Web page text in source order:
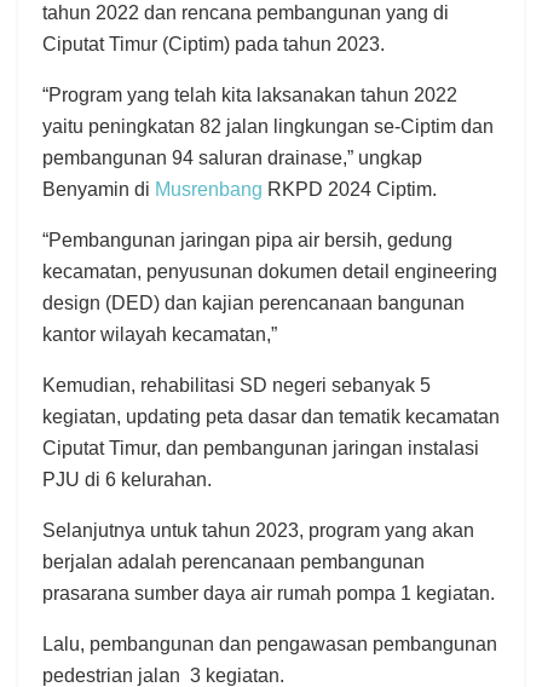
tahun 2022 dan rencana pembangunan yang di
Ciputat Timur (Ciptim) pada tahun 2023.
“Program yang telah kita laksanakan tahun 2022
yaitu peningkatan 82 jalan lingkungan se-Ciptim dan
pembangunan 94 saluran drainase,” ungkap
Benyamin di Musrenbang RKPD 2024 Ciptim.
“Pembangunan jaringan pipa air bersih, gedung
kecamatan, penyusunan dokumen detail engineering
design (DED) dan kajian perencanaan bangunan
kantor wilayah kecamatan,”
Kemudian, rehabilitasi SD negeri sebanyak 5
kegiatan, updating peta dasar dan tematik kecamatan
Ciputat Timur, dan pembangunan jaringan instalasi
PJU di 6 kelurahan.
Selanjutnya untuk tahun 2023, program yang akan
berjalan adalah perencanaan pembangunan
prasarana sumber daya air rumah pompa 1 kegiatan.
Lalu, pembangunan dan pengawasan pembangunan
pedestrian jalan 3 kegiatan.